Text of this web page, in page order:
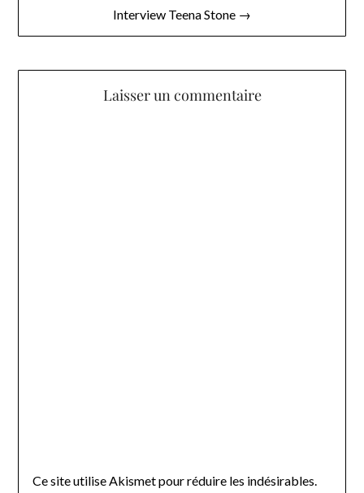
Interview Teena Stone →
Laisser un commentaire
Ce site utilise Akismet pour réduire les indésirables.